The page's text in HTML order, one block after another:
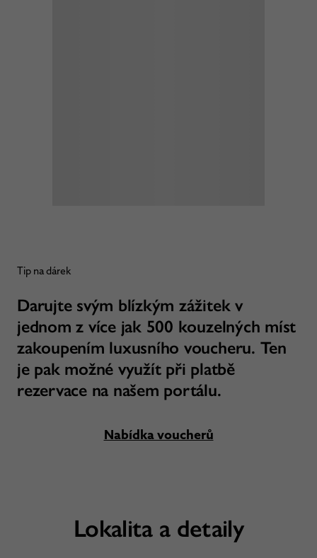
Tip na dárek
Darujte svým blízkým zážitek v
jednom z více jak 500 kouzelných míst
zakoupením luxusního voucheru. Ten
je pak možné využít při platbě
rezervace na našem portálu.
Nabídka voucherů
Lokalita a detaily